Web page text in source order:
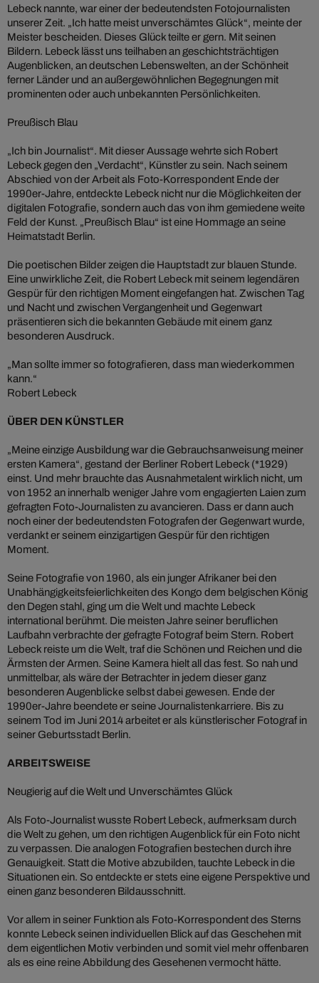
Lebeck nannte, war einer der bedeutendsten Fotojournalisten
unserer Zeit. „Ich hatte meist unverschämtes Glück“, meinte der
Meister bescheiden. Dieses Glück teilte er gern. Mit seinen
Bildern. Lebeck lässt uns teilhaben an geschichtsträchtigen
Augenblicken, an deutschen Lebenswelten, an der Schönheit
ferner Länder und an außergewöhnlichen Begegnungen mit
prominenten oder auch unbekannten Persönlichkeiten.
Preußisch Blau
„Ich bin Journalist“. Mit dieser Aussage wehrte sich Robert
Lebeck gegen den „Verdacht“, Künstler zu sein. Nach seinem
Abschied von der Arbeit als Foto-Korrespondent Ende der
1990er-Jahre, entdeckte Lebeck nicht nur die Möglichkeiten der
digitalen Fotografie, sondern auch das von ihm gemiedene weite
Feld der Kunst. „Preußisch Blau“ ist eine Hommage an seine
Heimatstadt Berlin.
Die poetischen Bilder zeigen die Hauptstadt zur blauen Stunde.
Eine unwirkliche Zeit, die Robert Lebeck mit seinem legendären
Gespür für den richtigen Moment eingefangen hat. Zwischen Tag
und Nacht und zwischen Vergangenheit und Gegenwart
präsentieren sich die bekannten Gebäude mit einem ganz
besonderen Ausdruck.
„Man sollte immer so fotografieren, dass man wiederkommen
kann.“
Robert Lebeck
ÜBER DEN KÜNSTLER
„Meine einzige Ausbildung war die Gebrauchsanweisung meiner
ersten Kamera“, gestand der Berliner Robert Lebeck (*1929)
einst. Und mehr brauchte das Ausnahmetalent wirklich nicht, um
von 1952 an innerhalb weniger Jahre vom engagierten Laien zum
gefragten Foto-Journalisten zu avancieren. Dass er dann auch
noch einer der bedeutendsten Fotografen der Gegenwart wurde,
verdankt er seinem einzigartigen Gespür für den richtigen
Moment.
Seine Fotografie von 1960, als ein junger Afrikaner bei den
Unabhängigkeitsfeierlichkeiten des Kongo dem belgischen König
den Degen stahl, ging um die Welt und machte Lebeck
international berühmt. Die meisten Jahre seiner beruflichen
Laufbahn verbrachte der gefragte Fotograf beim Stern. Robert
Lebeck reiste um die Welt, traf die Schönen und Reichen und die
Ärmsten der Armen. Seine Kamera hielt all das fest. So nah und
unmittelbar, als wäre der Betrachter in jedem dieser ganz
besonderen Augenblicke selbst dabei gewesen. Ende der
1990er-Jahre beendete er seine Journalistenkarriere. Bis zu
seinem Tod im Juni 2014 arbeitet er als künstlerischer Fotograf in
seiner Geburtsstadt Berlin.
ARBEITSWEISE
Neugierig auf die Welt und Unverschämtes Glück
Als Foto-Journalist wusste Robert Lebeck, aufmerksam durch
die Welt zu gehen, um den richtigen Augenblick für ein Foto nicht
zu verpassen. Die analogen Fotografien bestechen durch ihre
Genauigkeit. Statt die Motive abzubilden, tauchte Lebeck in die
Situationen ein. So entdeckte er stets eine eigene Perspektive und
einen ganz besonderen Bildausschnitt.
Vor allem in seiner Funktion als Foto-Korrespondent des Sterns
konnte Lebeck seinen individuellen Blick auf das Geschehen mit
dem eigentlichen Motiv verbinden und somit viel mehr offenbaren
als es eine reine Abbildung des Gesehenen vermocht hätte.